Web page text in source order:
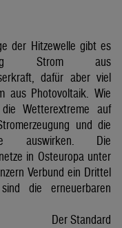
der Hitzewelle gibt es
Strom aus
dafür aber viel
aus Photovoltaik. Wie
Wetterextreme auf
und die
auswirken. Die
in Osteuropa unter
Verbund ein Drittel
die erneuerbaren
Der Standard